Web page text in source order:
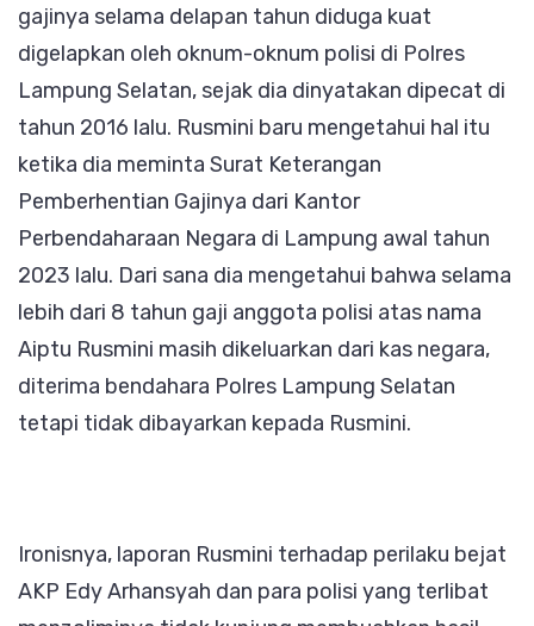
gajinya selama delapan tahun diduga kuat
digelapkan oleh oknum-oknum polisi di Polres
Lampung Selatan, sejak dia dinyatakan dipecat di
tahun 2016 lalu. Rusmini baru mengetahui hal itu
ketika dia meminta Surat Keterangan
Pemberhentian Gajinya dari Kantor
Perbendaharaan Negara di Lampung awal tahun
2023 lalu. Dari sana dia mengetahui bahwa selama
lebih dari 8 tahun gaji anggota polisi atas nama
Aiptu Rusmini masih dikeluarkan dari kas negara,
diterima bendahara Polres Lampung Selatan
tetapi tidak dibayarkan kepada Rusmini.
Ironisnya, laporan Rusmini terhadap perilaku bejat
AKP Edy Arhansyah dan para polisi yang terlibat